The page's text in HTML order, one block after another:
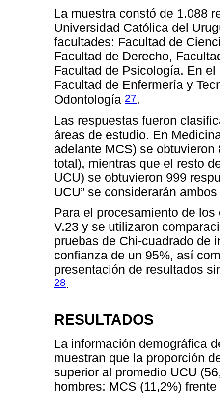
La muestra constó de 1.088
Universidad Católica del
facultades: Facultad de
Facultad de Derecho,
Facultad de Psicología. En
Facultad de Enfermería y
Odontología 27.
Las respuestas fueron
áreas de estudio. En
adelante MCS) se
total), mientras que el resto
UCU) se obtuvieron 999
UCU” se considerarán
Para el procesamiento de
V.23 y se utilizaron
pruebas de Chi-cuadrado de
confianza de un 95%, así
presentación de resultados
28.
RESULTADOS
La información demográfica
muestran que la proporción
superior al promedio UCU
hombres: MCS (11,2%)